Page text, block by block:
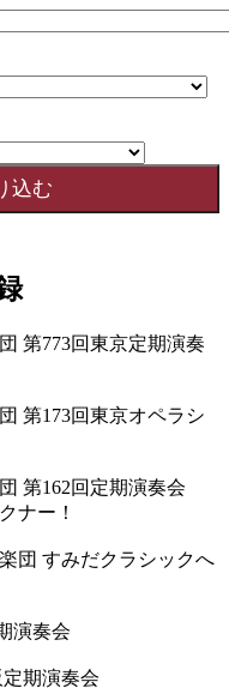
第773回東京定期演奏
第173回東京オペラシ
第162回定期演奏会
ナー！
団 すみだクラシックへ
演奏会
期演奏会